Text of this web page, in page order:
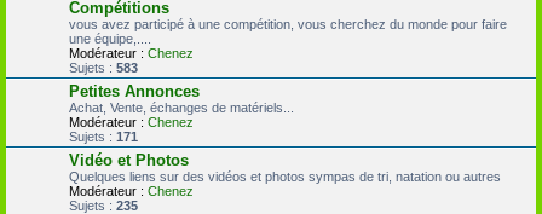
Compétitions
vous avez participé à une compétition, vous cherchez du monde pour faire
une équipe,....
Modérateur : Chenez
Sujets : 583
Petites Annonces
Achat, Vente, échanges de matériels...
Modérateur : Chenez
Sujets : 171
Vidéo et Photos
Quelques liens sur des vidéos et photos sympas de tri, natation ou autres
Modérateur : Chenez
Sujets : 235